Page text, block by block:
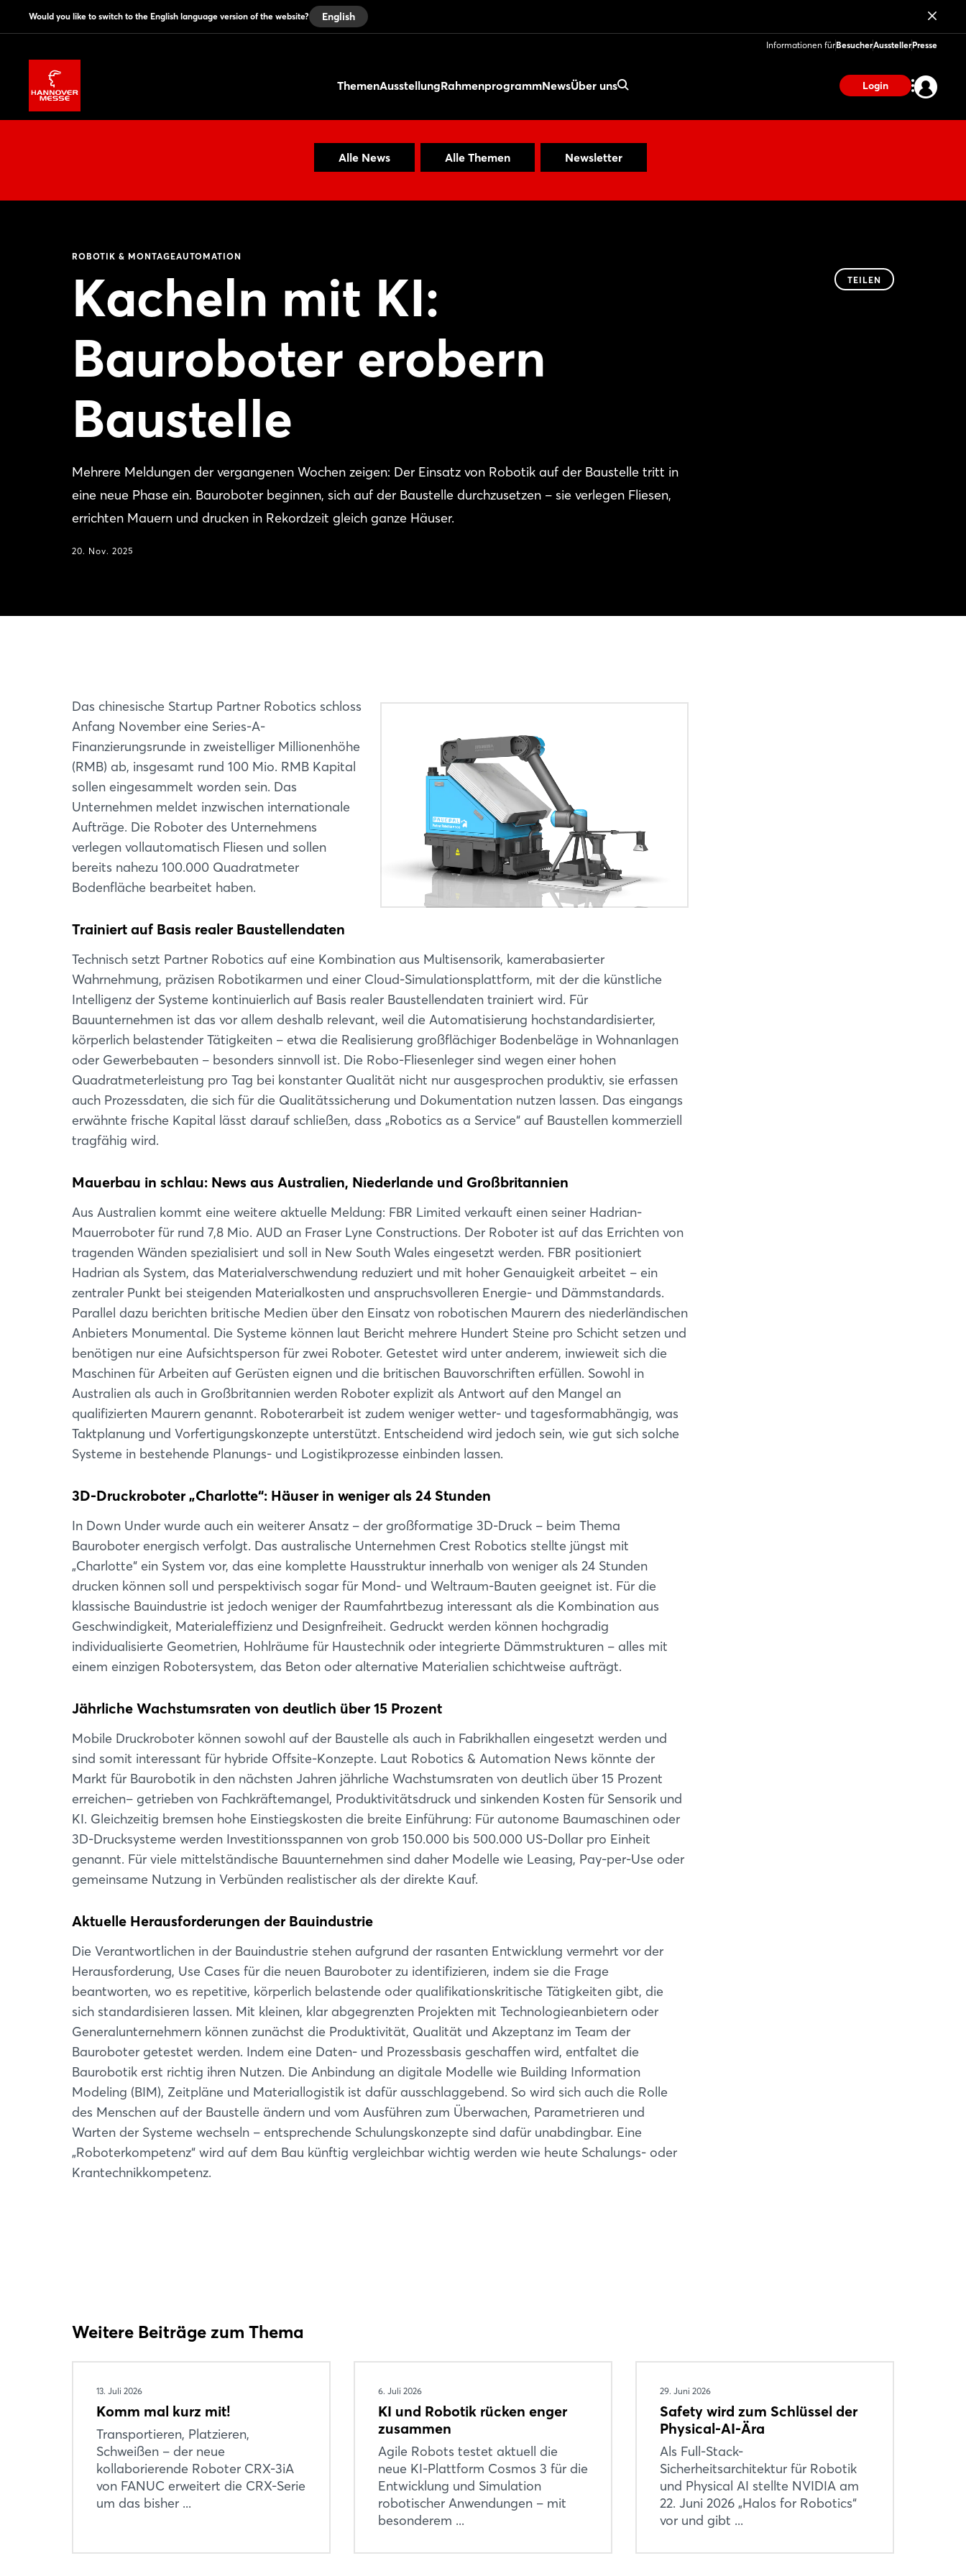
Would you like to switch to the English language version of the website? English
Informationen fürBesucherAusstellerPresse
ThemenAusstellungRahmenprogrammNewsÜber uns Login
Alle News Alle Themen Newsletter
ROBOTIK & MONTAGEAUTOMATION
Kacheln mit KI:
Bauroboter erobern
Baustelle
Mehrere Meldungen der vergangenen Wochen zeigen: Der Einsatz von Robotik auf der Baustelle tritt in
eine neue Phase ein. Bauroboter beginnen, sich auf der Baustelle durchzusetzen – sie verlegen Fliesen,
errichten Mauern und drucken in Rekordzeit gleich ganze Häuser.
20. Nov. 2025
TEILEN
Das chinesische Startup Partner Robotics schloss
Anfang November eine Series-A-
Finanzierungsrunde in zweistelliger Millionenhöhe
(RMB) ab, insgesamt rund 100 Mio. RMB Kapital
sollen eingesammelt worden sein. Das
Unternehmen meldet inzwischen internationale
Aufträge. Die Roboter des Unternehmens
verlegen vollautomatisch Fliesen und sollen
bereits nahezu 100.000 Quadratmeter
Bodenfläche bearbeitet haben.
Trainiert auf Basis realer Baustellendaten
Technisch setzt Partner Robotics auf eine Kombination aus Multisensorik, kamerabasierter
Wahrnehmung, präzisen Robotikarmen und einer Cloud-Simulationsplattform, mit der die künstliche
Intelligenz der Systeme kontinuierlich auf Basis realer Baustellendaten trainiert wird. Für
Bauunternehmen ist das vor allem deshalb relevant, weil die Automatisierung hochstandardisierter,
körperlich belastender Tätigkeiten – etwa die Realisierung großflächiger Bodenbeläge in Wohnanlagen
oder Gewerbebauten – besonders sinnvoll ist. Die Robo-Fliesenleger sind wegen einer hohen
Quadratmeterleistung pro Tag bei konstanter Qualität nicht nur ausgesprochen produktiv, sie erfassen
auch Prozessdaten, die sich für die Qualitätssicherung und Dokumentation nutzen lassen. Das eingangs
erwähnte frische Kapital lässt darauf schließen, dass „Robotics as a Service“ auf Baustellen kommerziell
tragfähig wird.
Mauerbau in schlau: News aus Australien, Niederlande und Großbritannien
Aus Australien kommt eine weitere aktuelle Meldung: FBR Limited verkauft einen seiner Hadrian-
Mauerroboter für rund 7,8 Mio. AUD an Fraser Lyne Constructions. Der Roboter ist auf das Errichten von
tragenden Wänden spezialisiert und soll in New South Wales eingesetzt werden. FBR positioniert
Hadrian als System, das Materialverschwendung reduziert und mit hoher Genauigkeit arbeitet – ein
zentraler Punkt bei steigenden Materialkosten und anspruchsvolleren Energie- und Dämmstandards.
Parallel dazu berichten britische Medien über den Einsatz von robotischen Maurern des niederländischen
Anbieters Monumental. Die Systeme können laut Bericht mehrere Hundert Steine pro Schicht setzen und
benötigen nur eine Aufsichtsperson für zwei Roboter. Getestet wird unter anderem, inwieweit sich die
Maschinen für Arbeiten auf Gerüsten eignen und die britischen Bauvorschriften erfüllen. Sowohl in
Australien als auch in Großbritannien werden Roboter explizit als Antwort auf den Mangel an
qualifizierten Maurern genannt. Roboterarbeit ist zudem weniger wetter- und tagesformabhängig, was
Taktplanung und Vorfertigungskonzepte unterstützt. Entscheidend wird jedoch sein, wie gut sich solche
Systeme in bestehende Planungs- und Logistikprozesse einbinden lassen.
3D-Druckroboter „Charlotte“: Häuser in weniger als 24 Stunden
In Down Under wurde auch ein weiterer Ansatz – der großformatige 3D-Druck – beim Thema
Bauroboter energisch verfolgt. Das australische Unternehmen Crest Robotics stellte jüngst mit
„Charlotte“ ein System vor, das eine komplette Hausstruktur innerhalb von weniger als 24 Stunden
drucken können soll und perspektivisch sogar für Mond- und Weltraum-Bauten geeignet ist. Für die
klassische Bauindustrie ist jedoch weniger der Raumfahrtbezug interessant als die Kombination aus
Geschwindigkeit, Materialeffizienz und Designfreiheit. Gedruckt werden können hochgradig
individualisierte Geometrien, Hohlräume für Haustechnik oder integrierte Dämmstrukturen – alles mit
einem einzigen Robotersystem, das Beton oder alternative Materialien schichtweise aufträgt.
Jährliche Wachstumsraten von deutlich über 15 Prozent
Mobile Druckroboter können sowohl auf der Baustelle als auch in Fabrikhallen eingesetzt werden und
sind somit interessant für hybride Offsite-Konzepte. Laut Robotics & Automation News könnte der
Markt für Baurobotik in den nächsten Jahren jährliche Wachstumsraten von deutlich über 15 Prozent
erreichen– getrieben von Fachkräftemangel, Produktivitätsdruck und sinkenden Kosten für Sensorik und
KI. Gleichzeitig bremsen hohe Einstiegskosten die breite Einführung: Für autonome Baumaschinen oder
3D-Drucksysteme werden Investitionsspannen von grob 150.000 bis 500.000 US-Dollar pro Einheit
genannt. Für viele mittelständische Bauunternehmen sind daher Modelle wie Leasing, Pay-per-Use oder
gemeinsame Nutzung in Verbünden realistischer als der direkte Kauf.
Aktuelle Herausforderungen der Bauindustrie
Die Verantwortlichen in der Bauindustrie stehen aufgrund der rasanten Entwicklung vermehrt vor der
Herausforderung, Use Cases für die neuen Bauroboter zu identifizieren, indem sie die Frage
beantworten, wo es repetitive, körperlich belastende oder qualifikationskritische Tätigkeiten gibt, die
sich standardisieren lassen. Mit kleinen, klar abgegrenzten Projekten mit Technologieanbietern oder
Generalunternehmern können zunächst die Produktivität, Qualität und Akzeptanz im Team der
Bauroboter getestet werden. Indem eine Daten- und Prozessbasis geschaffen wird, entfaltet die
Baurobotik erst richtig ihren Nutzen. Die Anbindung an digitale Modelle wie Building Information
Modeling (BIM), Zeitpläne und Materiallogistik ist dafür ausschlaggebend. So wird sich auch die Rolle
des Menschen auf der Baustelle ändern und vom Ausführen zum Überwachen, Parametrieren und
Warten der Systeme wechseln – entsprechende Schulungskonzepte sind dafür unabdingbar. Eine
„Roboterkompetenz“ wird auf dem Bau künftig vergleichbar wichtig werden wie heute Schalungs- oder
Krantechnikkompetenz.
Weitere Beiträge zum Thema
13. Juli 2026
Komm mal kurz mit!
Transportieren, Platzieren,
Schweißen – der neue
kollaborierende Roboter CRX-3iA
von FANUC erweitert die CRX-Serie
um das bisher ...
6. Juli 2026
KI und Robotik rücken enger
zusammen
Agile Robots testet aktuell die
neue KI-Plattform Cosmos 3 für die
Entwicklung und Simulation
robotischer Anwendungen – mit
besonderem ...
29. Juni 2026
Safety wird zum Schlüssel der
Physical-AI-Ära
Als Full-Stack-
Sicherheitsarchitektur für Robotik
und Physical AI stellte NVIDIA am
22. Juni 2026 „Halos for Robotics“
vor und gibt ...
Login
Einloggen
Passwort vergessen?
Noch nicht angemeldet?